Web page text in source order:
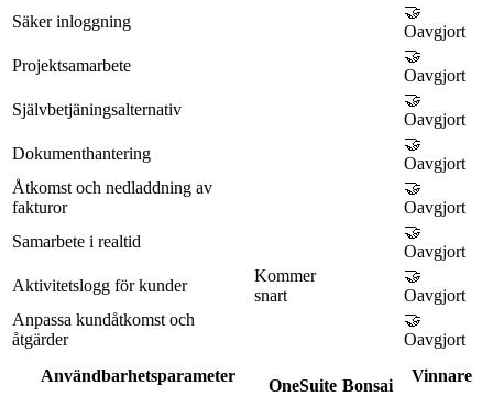
Säker inloggning
🤝
Oavgjort
Projektsamarbete
🤝
Oavgjort
Självbetjäningsalternativ
🤝
Oavgjort
Dokumenthantering
🤝
Oavgjort
Åtkomst och nedladdning av
fakturor
🤝
Oavgjort
Samarbete i realtid
🤝
Oavgjort
Aktivitetslogg för kunder
Kommer
snart
🤝
Oavgjort
Anpassa kundåtkomst och
åtgärder
🤝
Oavgjort
Användbarhetsparameter
OneSuite Bonsai
Vinnare